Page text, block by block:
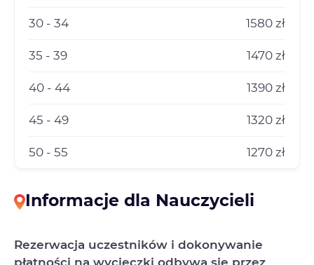
30 - 34 1580 zł
35 - 39 1470 zł
40 - 44 1390 zł
45 - 49 1320 zł
50 - 55 1270 zł
Informacje dla Nauczycieli
Rezerwacja uczestników i dokonywanie